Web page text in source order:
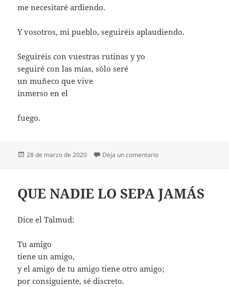
me necesitaré ardiendo.
Y vosotros, mi pueblo, seguiréis aplaudiendo.
Seguiréis con vuestras rutinas y yo
seguiré con las mías, sólo seré
un muñeco que vive
inmerso en el
fuego.
Publicado
28 de marzo de 2020 Deja un comentarioen INMERSO EN EL
QUE NADIE LO SEPA JAMÁS
Dice el Talmud:
Tu amigo
tiene un amigo,
y el amigo de tu amigo tiene otro amigo;
por consiguiente, sé discreto.